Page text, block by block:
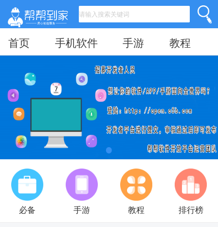
首页 手机软件 手游 教程
必备 手游 教程 排行榜